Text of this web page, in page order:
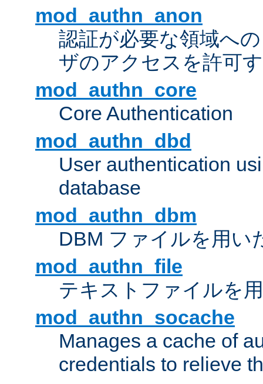
mod_authn_anon
認証が必要な領域へ
ザのアクセスを許可
mod_authn_core
Core Authentication
mod_authn_dbd
User authentication
database
mod_authn_dbm
DBM ファイルを用い
mod_authn_file
テキストファイルを
mod_authn_socache
Manages a cache of
credentials to relieve